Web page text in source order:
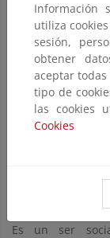
Tiene la suerte
Cultura
@UCC.CSIC.Galicia
Le apasiona
necesidad de
le sorprende.
Le interesa
intangible
Cree en el
informado y
Es un ser
Información
utiliza
sesión,
obtener
aceptar
tipo de
las cookies
Cookies